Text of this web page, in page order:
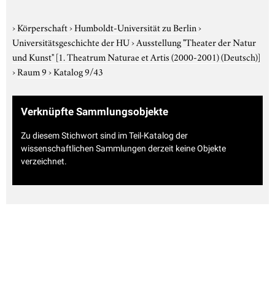
›Körperschaft›Humboldt-Universität zu Berlin›
Universitätsgeschichte der HU›Ausstellung "Theater der Natur
und Kunst"[1. Theatrum Naturae et Artis (2000-2001) (Deutsch)]
›Raum 9›Katalog 9/43
Verknüpfte Sammlungsobjekte
Zu diesem Stichwort sind im Teil-Katalog der
wissenschaftlichen Sammlungen derzeit keine Objekte
verzeichnet.